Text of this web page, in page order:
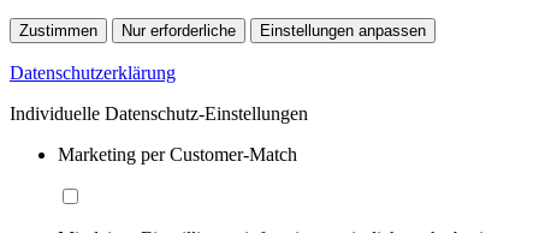
Zustimmen Nur erforderliche Einstellungen anpassen
Datenschutzerklärung
Individuelle Datenschutz-Einstellungen
Marketing per Customer-Match